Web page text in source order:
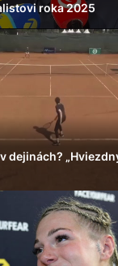
roka 2025
dejinách?